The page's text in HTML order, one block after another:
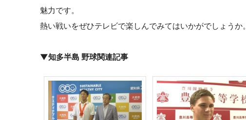
魅力です。
熱い戦いをぜひテレビで楽しんでみてはいかがでしょうか。
▼知多半島 野球関連記事